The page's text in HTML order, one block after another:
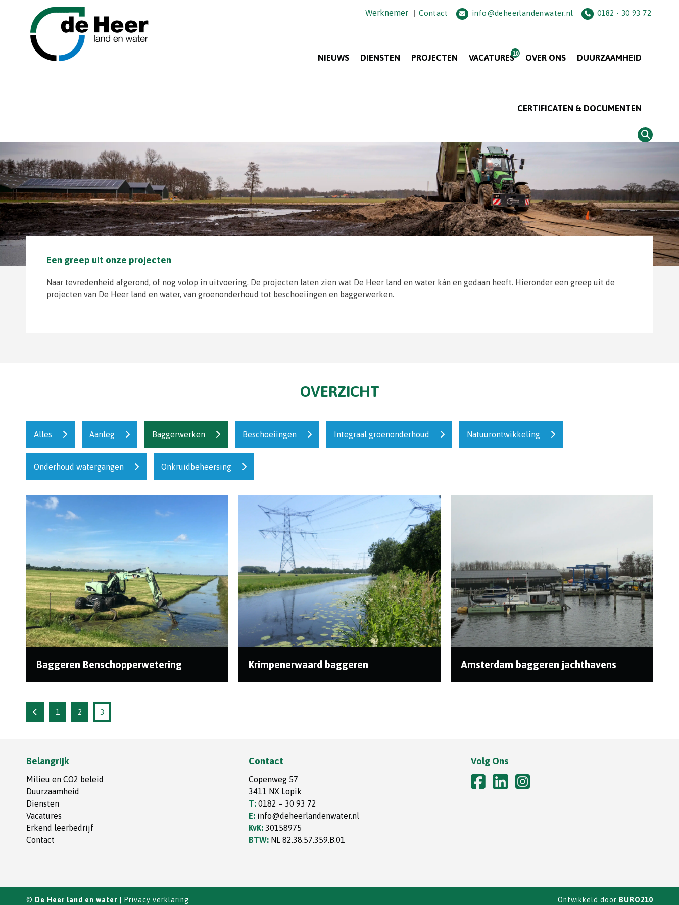
Werknemer Contact info@deheerlandenwater.nl 0182 - 30 93 72
NIEUWS DIENSTEN PROJECTEN VACATURES OVER ONS DUURZAAMHEID
CERTIFICATEN & DOCUMENTEN
Een greep uit onze projecten
Naar tevredenheid afgerond, of nog volop in uitvoering. De projecten laten zien wat De Heer land en water kán en gedaan heeft. Hieronder een greep uit de
projecten van De Heer land en water, van groenonderhoud tot beschoeiingen en baggerwerken.
OVERZICHT
Alles Aanleg Baggerwerken Beschoeiingen Integraal groenonderhoud Natuurontwikkeling
Onderhoud watergangen Onkruidbeheersing
Baggeren Benschopperwetering
uitbaggeren ...
Krimpenerwaard baggeren Amsterdam baggeren jachthavens
1 2 3
Belangrijk
Milieu en CO2 beleid
Duurzaamheid
Diensten
Vacatures
Erkend leerbedrijf
Contact
Contact
Copenweg 57
3411 NX Lopik
T: 0182 – 30 93 72
E: info@deheerlandenwater.nl
KvK:30158975
BTW:NL 82.38.57.359.B.01
Volg Ons
© De Heer land en water Privacy verklaring Ontwikkeld door BURO210